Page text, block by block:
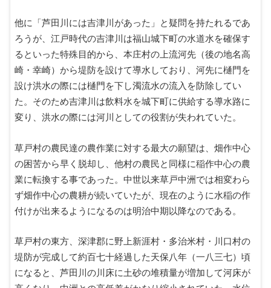
他に「芦田川には吉津川があった」と疑問を持たれるであ
ろうが、江戸時代の吉津川は福山城下町の水道水を確保す
るといった特殊目的から、本庄村の上流河先（後の地名高
崎・幸崎）から堤防を設けて導水しており、河先に樋門を
設け洪水の際には樋門を下し濁流水の流入を防除してい
た。そのため吉津川は飲料水を城下町に供給する導水路に
変り、洪水の際には河川としての役割が失われていた。
草戸村の農民達の農作業に対する最大の願望は、畑作中心
の困苦から早く脱却し、他村の農民と同様に稲作中心の農
業に転換する事であった。中世以来草戸中洲では相変わら
ず畑作中心の農耕が続いていたが、現在のように水稲の作
付けが出来るようになるのは明治中期以降なのである。
草戸村の東方、深津郡に野上新涯村・多治米村・川口村の
堤防が完成して約百七十経過した天保八年（一八三七）頃
になると、芦田川の川床に土砂の堆積量が増加して河床が